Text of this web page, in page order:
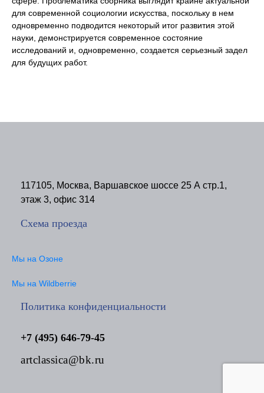
для современной социологии искусства, поскольку в нем
одновременно подводится некоторый итог развития этой
науки, демонстрируется современное состояние
исследований и, одновременно, создается серьезный задел
для будущих работ.
117105, Москва, Варшавское шоссе 25 А стр.1,
этаж 3, офис 314
Схема проезда
Мы на Озоне
Мы на Wildberrie
Политика конфиденциальности
+7 (495) 646-79-45
artclassica@bk.ru